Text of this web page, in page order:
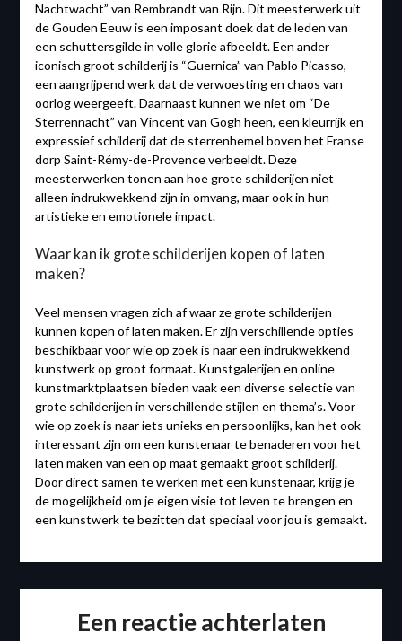
Nachtwacht” van Rembrandt van Rijn. Dit meesterwerk uit
de Gouden Eeuw is een imposant doek dat de leden van
een schuttersgilde in volle glorie afbeeldt. Een ander
iconisch groot schilderij is “Guernica” van Pablo Picasso,
een aangrijpend werk dat de verwoesting en chaos van
oorlog weergeeft. Daarnaast kunnen we niet om “De
Sterrennacht” van Vincent van Gogh heen, een kleurrijk en
expressief schilderij dat de sterrenhemel boven het Franse
dorp Saint-Rémy-de-Provence verbeeldt. Deze
meesterwerken tonen aan hoe grote schilderijen niet
alleen indrukwekkend zijn in omvang, maar ook in hun
artistieke en emotionele impact.
Waar kan ik grote schilderijen kopen of laten
maken?
Veel mensen vragen zich af waar ze grote schilderijen
kunnen kopen of laten maken. Er zijn verschillende opties
beschikbaar voor wie op zoek is naar een indrukwekkend
kunstwerk op groot formaat. Kunstgalerijen en online
kunstmarktplaatsen bieden vaak een diverse selectie van
grote schilderijen in verschillende stijlen en thema’s. Voor
wie op zoek is naar iets unieks en persoonlijks, kan het ook
interessant zijn om een kunstenaar te benaderen voor het
laten maken van een op maat gemaakt groot schilderij.
Door direct samen te werken met een kunstenaar, krijg je
de mogelijkheid om je eigen visie tot leven te brengen en
een kunstwerk te bezitten dat speciaal voor jou is gemaakt.
Een reactie achterlaten